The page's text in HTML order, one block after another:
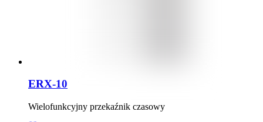
ERX-10
Wielofunkcyjny przekaźnik czasowy